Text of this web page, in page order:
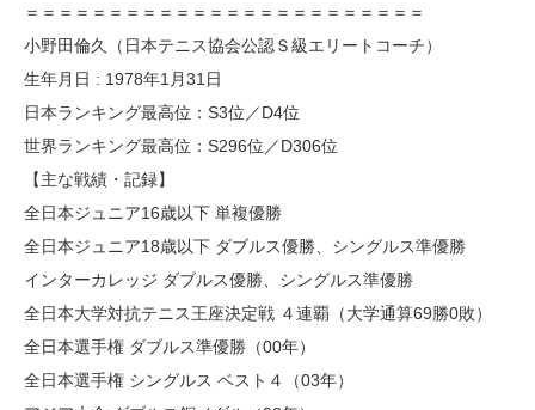
＝＝＝＝＝＝＝＝＝＝＝＝＝＝＝＝＝＝＝＝＝＝＝＝
小野田倫久（日本テニス協会公認Ｓ級エリートコーチ）
生年月日 : 1978年1月31日
日本ランキング最高位：S3位／D4位
世界ランキング最高位：S296位／D306位
【主な戦績・記録】
全日本ジュニア16歳以下 単複優勝
全日本ジュニア18歳以下 ダブルス優勝、シングルス準優勝
インターカレッジ ダブルス優勝、シングルス準優勝
全日本大学対抗テニス王座決定戦 ４連覇（大学通算69勝0敗）
全日本選手権 ダブルス準優勝（00年）
全日本選手権 シングルス ベスト４（03年）